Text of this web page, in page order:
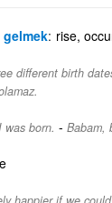
gelmek rise,
different birth
was born. - Babam,